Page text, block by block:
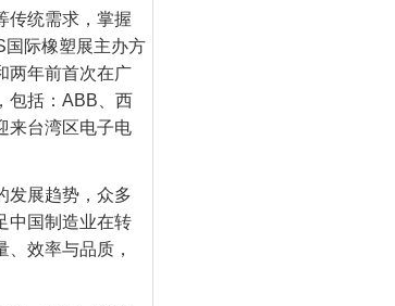
传统需求，掌握
际橡塑展主办方
两年前首次在广
包括：ABB、西
来台湾区电子电
发展趋势，众多
中国制造业在转
效率与品质，